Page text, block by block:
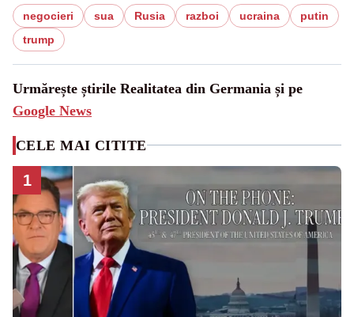
negocieri sua Rusia razboi ucraina
putin
trump
Urmărește știrile Realitatea din Germania și pe
Google News
CELE MAI CITITE
1